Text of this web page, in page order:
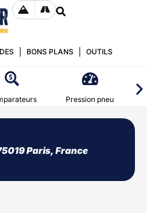
BONS PLANS OUTILS
Pression pneu
Paris, France